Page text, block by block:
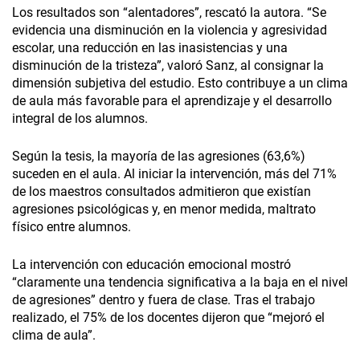
Los resultados son “alentadores”, rescató la autora. “Se
evidencia una disminución en la violencia y agresividad
escolar, una reducción en las inasistencias y una
disminución de la tristeza”, valoró Sanz, al consignar la
dimensión subjetiva del estudio. Esto contribuye a un clima
de aula más favorable para el aprendizaje y el desarrollo
integral de los alumnos.
Según la tesis, la mayoría de las agresiones (63,6%)
suceden en el aula. Al iniciar la intervención, más del 71%
de los maestros consultados admitieron que existían
agresiones psicológicas y, en menor medida, maltrato
físico entre alumnos.
La intervención con educación emocional mostró
“claramente una tendencia significativa a la baja en el nivel
de agresiones” dentro y fuera de clase. Tras el trabajo
realizado, el 75% de los docentes dijeron que “mejoró el
clima de aula”.